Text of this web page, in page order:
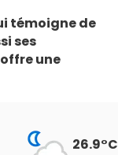
témoigne de
ses
une
26.9°C